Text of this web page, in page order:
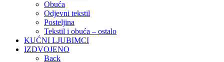
Obuća
Odjevni tekstil
Posteljina
Tekstil i obuća – ostalo
KUĆNI LJUBIMCI
IZDVOJENO
Back